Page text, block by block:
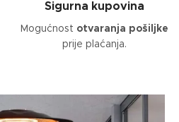
Sigurna kupovina
Mogućnost otvaranja pošiljke
prije plaćanja.